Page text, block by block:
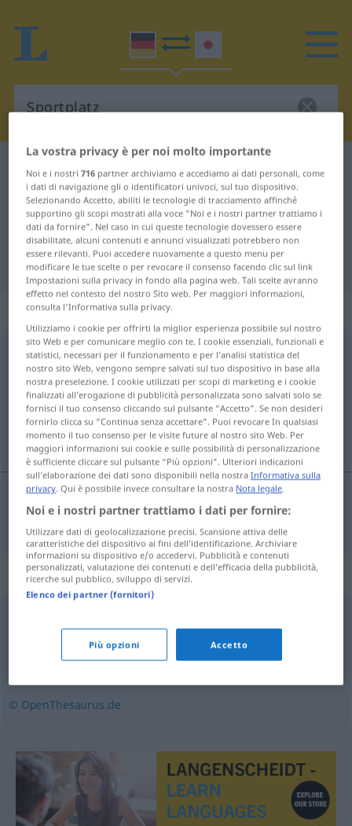
Dizionario Tedesco-Giapponese Sportplatz
Traduzione Tedesco-Giapponese
per "Sportplatz"
"Sportplatz" traduzione Giapponese
„Sportplatz“: männlich
Sportplatzm
Panoramica di tutte le traduzion
(Fai clic sulla/Tocca traduzione per maggiori dettagli)
運動場
運動場 [undō-jō] Sportplatz
Sinonimi per "Sportplatz"
© OpenThesaurus.de
La vostra privacy è per noi molto importante
Noi e i nostri716 partner archiviamo e accediamo ai dati personali, come
i dati di navigazione gli o identificatori univoci, sul tuo dispositivo.
Selezionando Accetto, abiliti le tecnologie di tracciamento affinché
supportino gli scopi mostrati alla voce "Noi e i nostri partner trattiamo i
dati da fornire". Nel caso in cui queste tecnologie dovessero essere
disabilitate, alcuni contenuti e annunci visualizzati potrebbero non
essere rilevanti. Puoi accedere nuovamente a questo menu per
modificare le tue scelte o per revocare il consenso facendo clic sul link
Impostazioni sulla privacy in fondo alla pagina web. Tali scelte avranno
effetto nel contesto del nostro Sito web. Per maggiori informazioni,
consulta l'Informativa sulla privacy.
Utilizziamo i cookie per offrirti la miglior esperienza possibile sul nostro
sito Web e per comunicare meglio con te. I cookie essenziali, funzionali e
statistici, necessari per il funzionamento e per l’analisi statistica del
nostro sito Web, vengono sempre salvati sul tuo dispositivo in base alla
nostra preselezione. I cookie utilizzati per scopi di marketing e i cookie
finalizzati all’erogazione di pubblicità personalizzata sono salvati solo se
fornisci il tuo consenso cliccando sul pulsante “Accetto”. Se non desideri
fornirlo clicca su “Continua senza accettare”. Puoi revocare In qualsiasi
momento il tuo consenso per le visite future al nostro sito Web. Per
maggiori informazioni sui cookie e sulle possibilità di personalizzazione
è sufficiente cliccare sul pulsante “Più opzioni”. Ulteriori indicazioni
sull’elaborazione dei dati sono disponibili nella nostraInformativa sulla
privacy. Qui è possibile invece consultare la nostra Nota legale.
Noi e i nostri partner trattiamo i dati per fornire:
Utilizzare dati di geolocalizzazione precisi. Scansione attiva delle
caratteristiche del dispositivo ai fini dell’identificazione. Archiviare
informazioni su dispositivo e/o accedervi. Pubblicità e contenuti
personalizzati, valutazione dei contenuti e dell’efficacia della pubblicità,
ricerche sul pubblico, sviluppo di servizi.
Elenco dei partner (fornitori)
Più opzioni Accetto